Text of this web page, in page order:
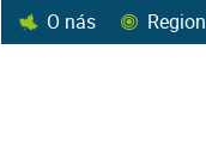
O nás Region